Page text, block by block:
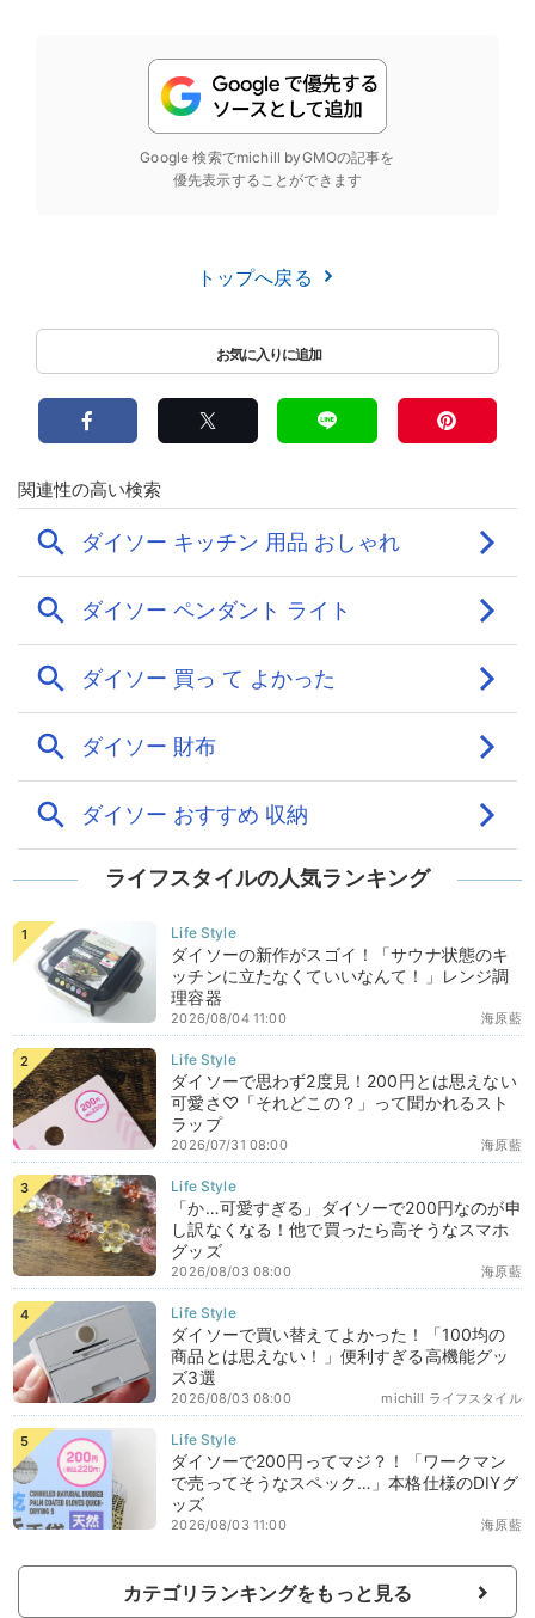
Google 検索でmichill byGMOの記事を
優先表示することができます
トップへ戻る
ライフスタイルの人気ランキング
ダイソーの新作がスゴイ！「サウナ状態のキ
ッチンに立たなくていいなんて！」レンジ調
理容器
海原藍
2026/08/04 11:00
ダイソーで思わず2度見！200円とは思えない
可愛さ♡「それどこの？」って聞かれるスト
ラップ
海原藍
2026/07/31 08:00
「か…可愛すぎる」ダイソーで200円なのが申
し訳なくなる！他で買ったら高そうなスマホ
グッズ
海原藍
2026/08/03 08:00
ダイソーで買い替えてよかった！「100均の
商品とは思えない！」便利すぎる高機能グッ
ズ3選
michill ライフスタイル
2026/08/03 08:00
ダイソーで200円ってマジ？！「ワークマン
で売ってそうなスペック…」本格仕様のDIYグ
ッズ
海原藍
2026/08/03 11:00
カテゴリランキングをもっと見る